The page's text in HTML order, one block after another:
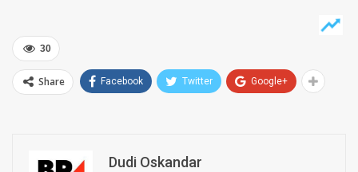
30
Share Facebook Twitter Google+
Dudi Oskandar